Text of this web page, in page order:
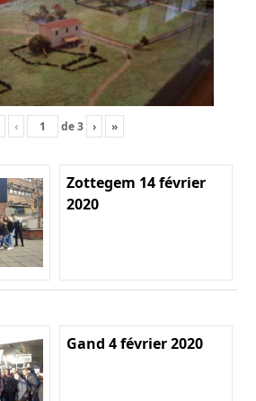
‹ de3 › »
Zottegem 14 février
2020
Gand 4 février 2020